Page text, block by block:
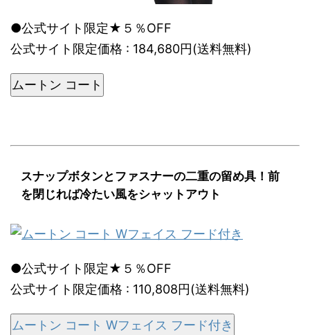
●公式サイト限定★５％OFF
公式サイト限定価格 : 184,680円(送料無料)
ムートン コート
スナップボタンとファスナーの二重の留め具！前
を閉じれば冷たい風をシャットアウト
●公式サイト限定★５％OFF
公式サイト限定価格 : 110,808円(送料無料)
ムートン コート Wフェイス フード付き